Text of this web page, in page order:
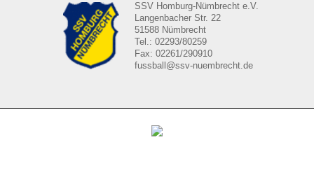
SSV Homburg-Nümbrecht e.V.
Langenbacher Str. 22
51588 Nümbrecht
Tel.: 02293/80259
Fax: 02261/290910
fussball@ssv-nuembrecht.de